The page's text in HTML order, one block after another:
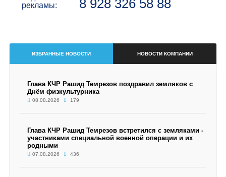
рекламы:
8 928 326 58 88
ИЗБРАННЫЕ НОВОСТИ НОВОСТИ КОМПАНИИ
Глава КЧР Рашид Темрезов поздравил земляков с
Днём физкультурника
08.08.2026 179
Глава КЧР Рашид Темрезов встретился с земляками -
участниками специальной военной операции и их
родными
07.08.2026 436